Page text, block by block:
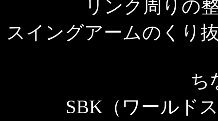
リンク周りの
スイングアームのくり
ち
SBK（ワールド